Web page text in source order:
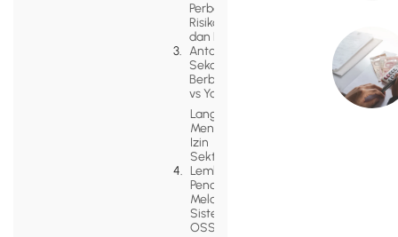
Perbandingan
Risiko Hukum
dan Pajak
Antara
Sekolah
Berbentuk PT
vs Yayasan
Langkah
Mengurus
Izin
Sektoral
Lembaga
Pendidikan
Melalui
Sistem
OSS RBA